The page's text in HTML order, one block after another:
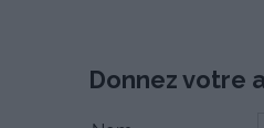
Donnez votre